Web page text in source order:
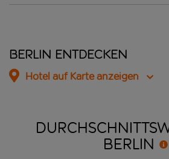
Berlin entdecken
Hotel auf Karte anzeigen
BERLIN